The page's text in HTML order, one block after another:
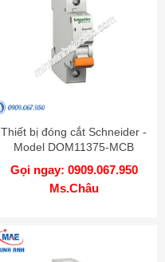
Thiết bị đóng cắt Schneider -
Model DOM11375-MCB
Gọi ngay: 0909.067.950
Ms.Châu